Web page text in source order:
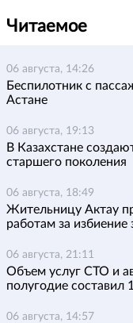
Читаемое
06 августа, 14:26
Беспилотник с
Астане
06 августа, 19:13
В Казахстане
старшего поколения
06 августа, 18:49
Жительницу Актау
работам за избиение
06 августа, 21:11
Объем услуг СТО и
полугодие составил
06 августа, 14:57